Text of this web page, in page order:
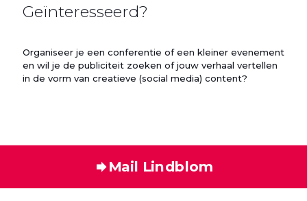
Geïnteresseerd?
Organiseer je een conferentie of een kleiner evenement
en wil je de publiciteit zoeken of jouw verhaal vertellen
in de vorm van creatieve (social media) content?
Mail Lindblom